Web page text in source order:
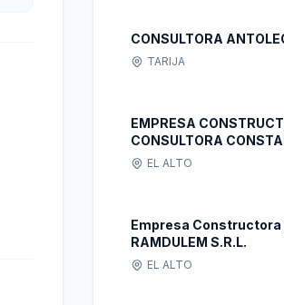
CONSULTORA
TARIJA
EMPRESA
CONSULTORA
EL ALTO
Empresa Constructora
RAMDULEM S.R.L.
EL ALTO